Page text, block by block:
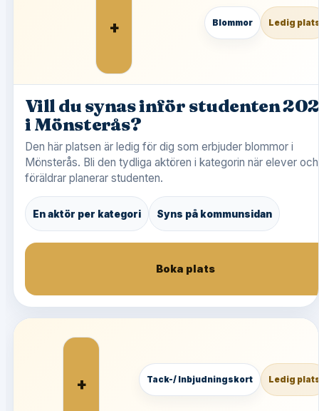
+ Blommor Ledig
Vill du synas inför studenten
i Mönsterås?
Den här platsen är ledig för dig som erbjuder blommor i
Mönsterås. Bli den tydliga aktören i kategorin när elever och
föräldrar planerar studenten.
En aktör per kategori Syns på kommunsidan
Boka plats
+ Tack-/ Inbjudningskort Ledig